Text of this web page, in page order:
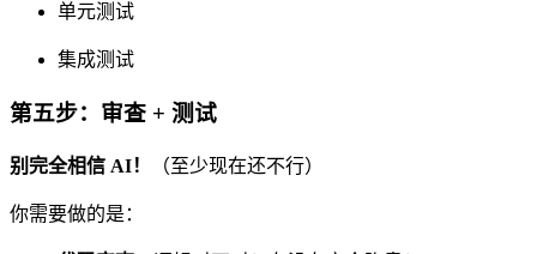
单元测试
集成测试
第五步：审查 + 测试
别完全相信 AI！ （至少现在还不行）
你需要做的是：